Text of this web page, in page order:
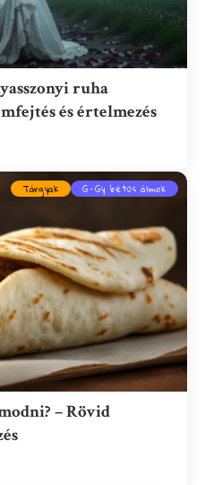
ruha
és értelmezés
Tárgyak G-Gy betűs álmok
– Rövid